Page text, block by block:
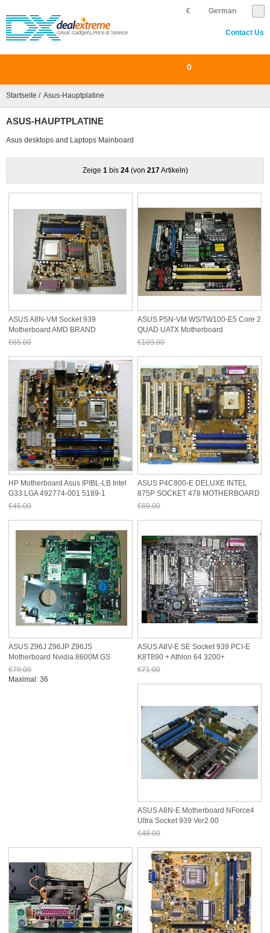
German
€
Contact Us
0
Startseite / Asus-Hauptplatine
ASUS-HAUPTPLATINE
Asus desktops and Laptops Mainboard
Zeige 1bis 24(von 217Artikeln)
ASUS A8N-VM Socket 939
Motherboard AMD BRAND
€65.00
ASUS P5N-VM WS/TW100-E5 Core 2
QUAD UATX Motherboard
€109.00
HP Motherboard Asus IPIBL-LB Intel
G33 LGA 492774-001 5189-1
€45.00
ASUS P4C800-E DELUXE INTEL
875P SOCKET 478 MOTHERBOARD
€69.00
ASUS Z96J Z96JP Z96JS
Motherboard Nvidia 8600M GS
256MB
€79.00
Jetzt nur noch €73.47
Maximal: 36
ASUS A8V-E SE Socket 939 PCI-E
K8T890 + Athlon 64 3200+
€71.00
ASUS A8N-E Motherboard NForce4
Ultra Socket 939 Ver2.00
€48.00